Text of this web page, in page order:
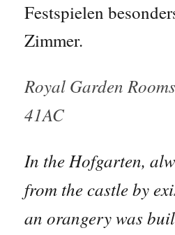
Festspielen
Zimmer.
Royal Garden
41AC
In the Hofgarten,
from the castle by
an orangery was